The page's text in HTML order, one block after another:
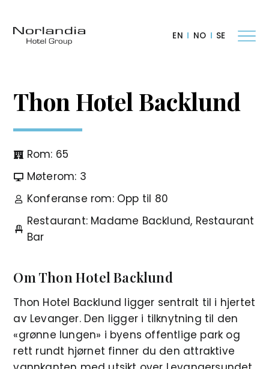
EN NO SE
Thon Hotel Backlund
Rom: 65
Møterom: 3
Konferanse rom: Opp til 80
Restaurant: Madame Backlund, Restaurant
Bar
Om Thon Hotel Backlund
Thon Hotel Backlund ligger sentralt til i hjertet
av Levanger. Den ligger i tilknytning til den
«grønne lungen» i byens offentlige park og
rett rundt hjørnet finner du den attraktive